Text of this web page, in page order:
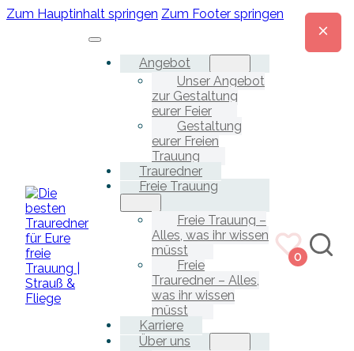
Zum Hauptinhalt springen Zum Footer springen
Angebot
Unser Angebot
zur Gestaltung
eurer Feier
Gestaltung
eurer Freien
Trauung
Trauredner
Freie Trauung
Freie Trauung –
Alles, was ihr wissen
müsst
Freie
Trauredner – Alles,
was ihr wissen
müsst
Karriere
Über uns
0